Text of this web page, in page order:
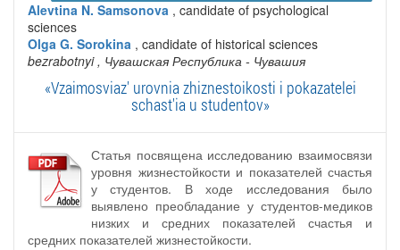
Alevtina N. Samsonova , candidate of psychological
sciences
Olga G. Sorokina , candidate of historical sciences
bezrabotnyi , Чувашская Республика - Чувашия
«Vzaimosviaz' urovnia zhiznestoikosti i pokazatelei
schast'ia u studentov»
Статья посвящена исследованию взаимосвязи
уровня жизнестойкости и показателей счастья
у студентов. В ходе исследования было
выявлено преобладание у студентов-медиков
низких и средних показателей счастья и
средних показателей жизнестойкости.